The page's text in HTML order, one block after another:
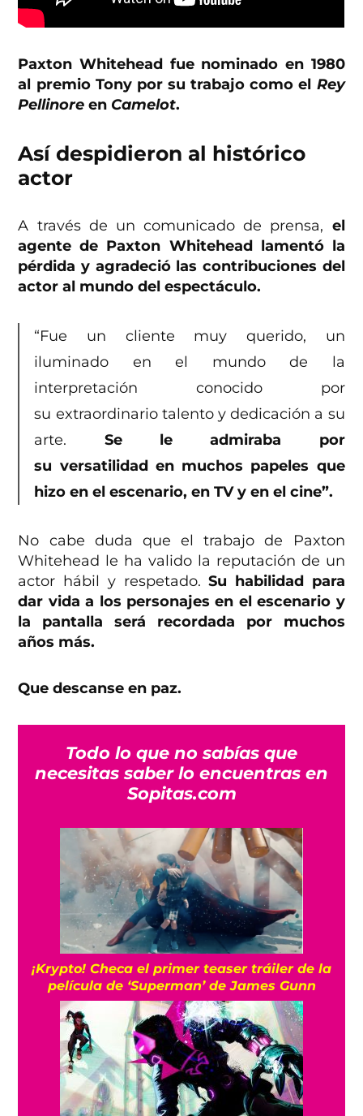
Paxton Whitehead fue nominado en 1980
al premio Tony por su trabajo como el Rey
Pellinore en Camelot.
Así despidieron al histórico
actor
A través de un comunicado de prensa, el
agente de Paxton Whitehead lamentó la
pérdida y agradeció las contribuciones del
actor al mundo del espectáculo.
“Fue un cliente muy querido, un
iluminado en el mundo de la
interpretación conocido por
su extraordinario talento y dedicación a su
arte. Se le admiraba por
su versatilidad en muchos papeles que
hizo en el escenario, en TV y en el cine”.
No cabe duda que el trabajo de Paxton
Whitehead le ha valido la reputación de un
actor hábil y respetado.Su habilidad para
dar vida a los personajes en el escenario y
la pantalla será recordada por muchos
años más.
Que descanse en paz.
Todo lo que no sabías que
necesitas saber lo encuentras en
Sopitas.com
¡Krypto! Checa el primer teaser tráiler de la
película de ‘Superman’ de James Gunn